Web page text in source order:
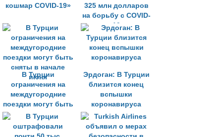
кошмар COVID-19»
325 млн долларов
на борьбу с COVID-
19
В Турции
ограничения на
междугородние
поездки могут быть
сняты в начале
июня
Эрдоган: В Турции
близится конец
вспышки
коронавируса